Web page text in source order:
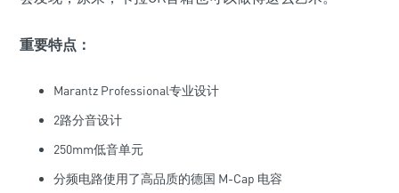
重要特点：
Marantz Professional专业设计
2路分音设计
250mm低音单元
分频电路使用了高品质的德国 M-Cap 电容